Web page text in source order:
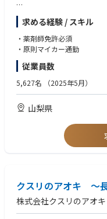
【特徴】
・調剤とドラッグストア（
剤業務に集中してお仕事が可
・ロードサイドに多く展開
・調剤手順や調剤機器は店
能です。
求める経験 / スキル
・薬剤師免許必須
・原則マイカー通勤
従業員数
5,627名 （2025年5月）
山梨県
クスリのアオキ ～
株式会社クスリのアオキ